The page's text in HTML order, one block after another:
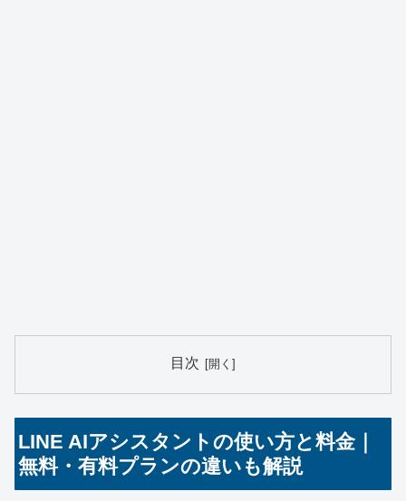
目次
LINE AIアシスタントの使い方と料金｜
無料・有料プランの違いも解説